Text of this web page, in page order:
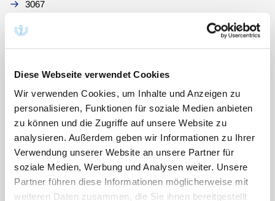
Diese Webseite verwendet Cookies
Wir verwenden Cookies, um Inhalte und Anzeigen zu
personalisieren, Funktionen für soziale Medien anbieten
zu können und die Zugriffe auf unsere Website zu
analysieren. Außerdem geben wir Informationen zu Ihrer
Verwendung unserer Website an unsere Partner für
soziale Medien, Werbung und Analysen weiter. Unsere
Partner führen diese Informationen möglicherweise mit
weiteren Daten zusammen, die Sie ihnen bereitgestellt
3067
3090
Abzug
Allgemeines
Anulus
Aufdehnung